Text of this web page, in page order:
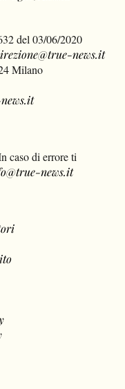
del 03/06/2020
news.it
Milano
caso di errore ti
news.it